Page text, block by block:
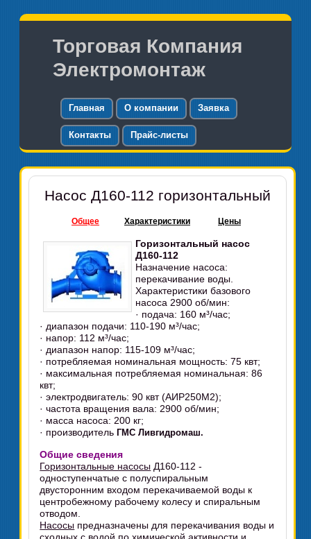
Торговая Компания
Электромонтаж
Главная О компании Заявка
Контакты Прайс-листы
Насос Д160-112 горизонтальный
Общее Характеристики Цены
Горизонтальный насос
Д160-112
Назначение насоса:
перекачивание воды.
Характеристики базового
насоса 2900 об/мин:
· подача: 160 м³/час;
· диапазон подачи: 110-190 м³/час;
· напор: 112 м³/час;
· диапазон напор: 115-109 м³/час;
· потребляемая номинальная мощность: 75 квт;
· максимальная потребляемая номинальная: 86
квт;
· электродвигатель: 90 квт (АИР250М2);
· частота вращения вала: 2900 об/мин;
· масса насоса: 200 кг;
· производительГМС Ливгидромаш.
Общие сведения
Горизонтальные насосы Д160-112 -
одноступенчатые с полуспиральным
двусторонним входом перекачиваемой воды к
центробежному рабочему колесу и спиральным
отводом.
Насосы предназначены для перекачивания воды и